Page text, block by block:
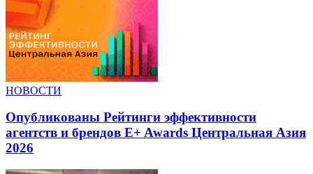
НОВОСТИ
Опубликованы Рейтинги эффективности
агентств и брендов E+ Awards Центральная Азия
2026